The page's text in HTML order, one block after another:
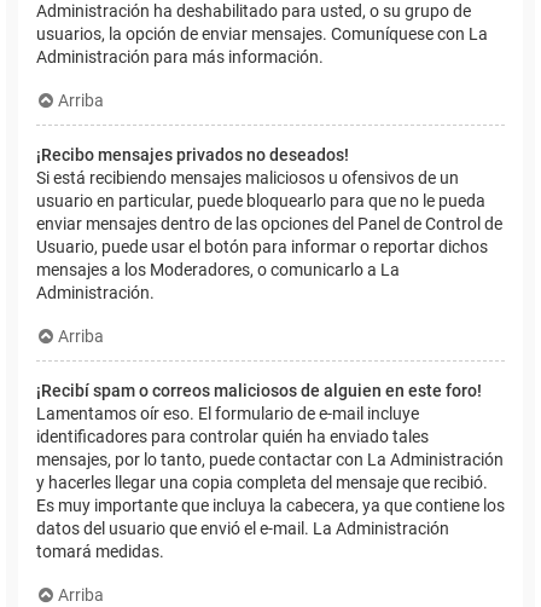
Administración ha deshabilitado para usted, o su grupo de
usuarios, la opción de enviar mensajes. Comuníquese con La
Administración para más información.
Arriba
¡Recibo mensajes privados no deseados!
Si está recibiendo mensajes maliciosos u ofensivos de un
usuario en particular, puede bloquearlo para que no le pueda
enviar mensajes dentro de las opciones del Panel de Control de
Usuario, puede usar el botón para informar o reportar dichos
mensajes a los Moderadores, o comunicarlo a La
Administración.
Arriba
¡Recibí spam o correos maliciosos de alguien en este foro!
Lamentamos oír eso. El formulario de e-mail incluye
identificadores para controlar quién ha enviado tales
mensajes, por lo tanto, puede contactar con La Administración
y hacerles llegar una copia completa del mensaje que recibió.
Es muy importante que incluya la cabecera, ya que contiene los
datos del usuario que envió el e-mail. La Administración
tomará medidas.
Arriba